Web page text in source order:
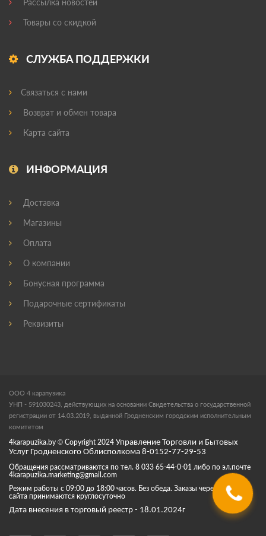
Рассылка новостей
Товары со скидкой
СЛУЖБА ПОДДЕРЖКИ
Связаться с нами
Возврат и обмен товара
Карта сайта
ИНФОРМАЦИЯ
Доставка
Магазины
Оплата
О компании
Бонусная программа
Подарочные сертификаты
Реквизиты
ООО 4 карапузика
УНП - 591030243, действующих на основании Свидетельства о государственной
регистрации от 14.03.2019, выданной Гродненским городским исполнительным
комитетом
4karapuzika.by © Copyright 2024 Управление Торговли и Бытовых
Услуг Гродненского Облисполкома 8-0152-77-29-53
Обращения рассматриваются по тел. 8 033 65-44-0-01 либо по эл.почте
4karapuzika.marketing@gmail.com
Режим работы с 09:00 до 18:00 часов. Без обеда. Заказы через корзину
сайта принимаются круглосуточно
Дата внесения в торговый реестр - 18.01.2024г